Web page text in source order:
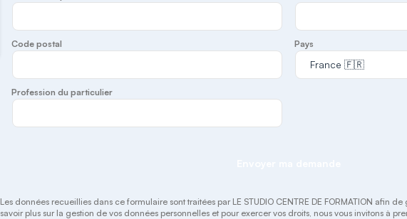
Code postal Pays
Profession du particulier
Les données recueillies dans ce formulaire sont traitées par LE STUDIO CENTRE DE FORMATION afin
savoir plus sur la gestion de vos données personnelles et pour exercer vos droits, nous vous invitons à